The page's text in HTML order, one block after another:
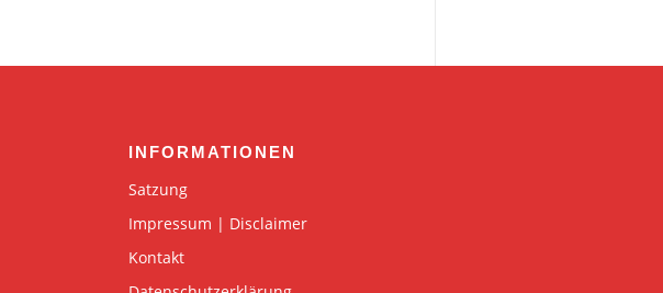
INFORMATIONEN
Satzung
Impressum | Disclaimer
Kontakt